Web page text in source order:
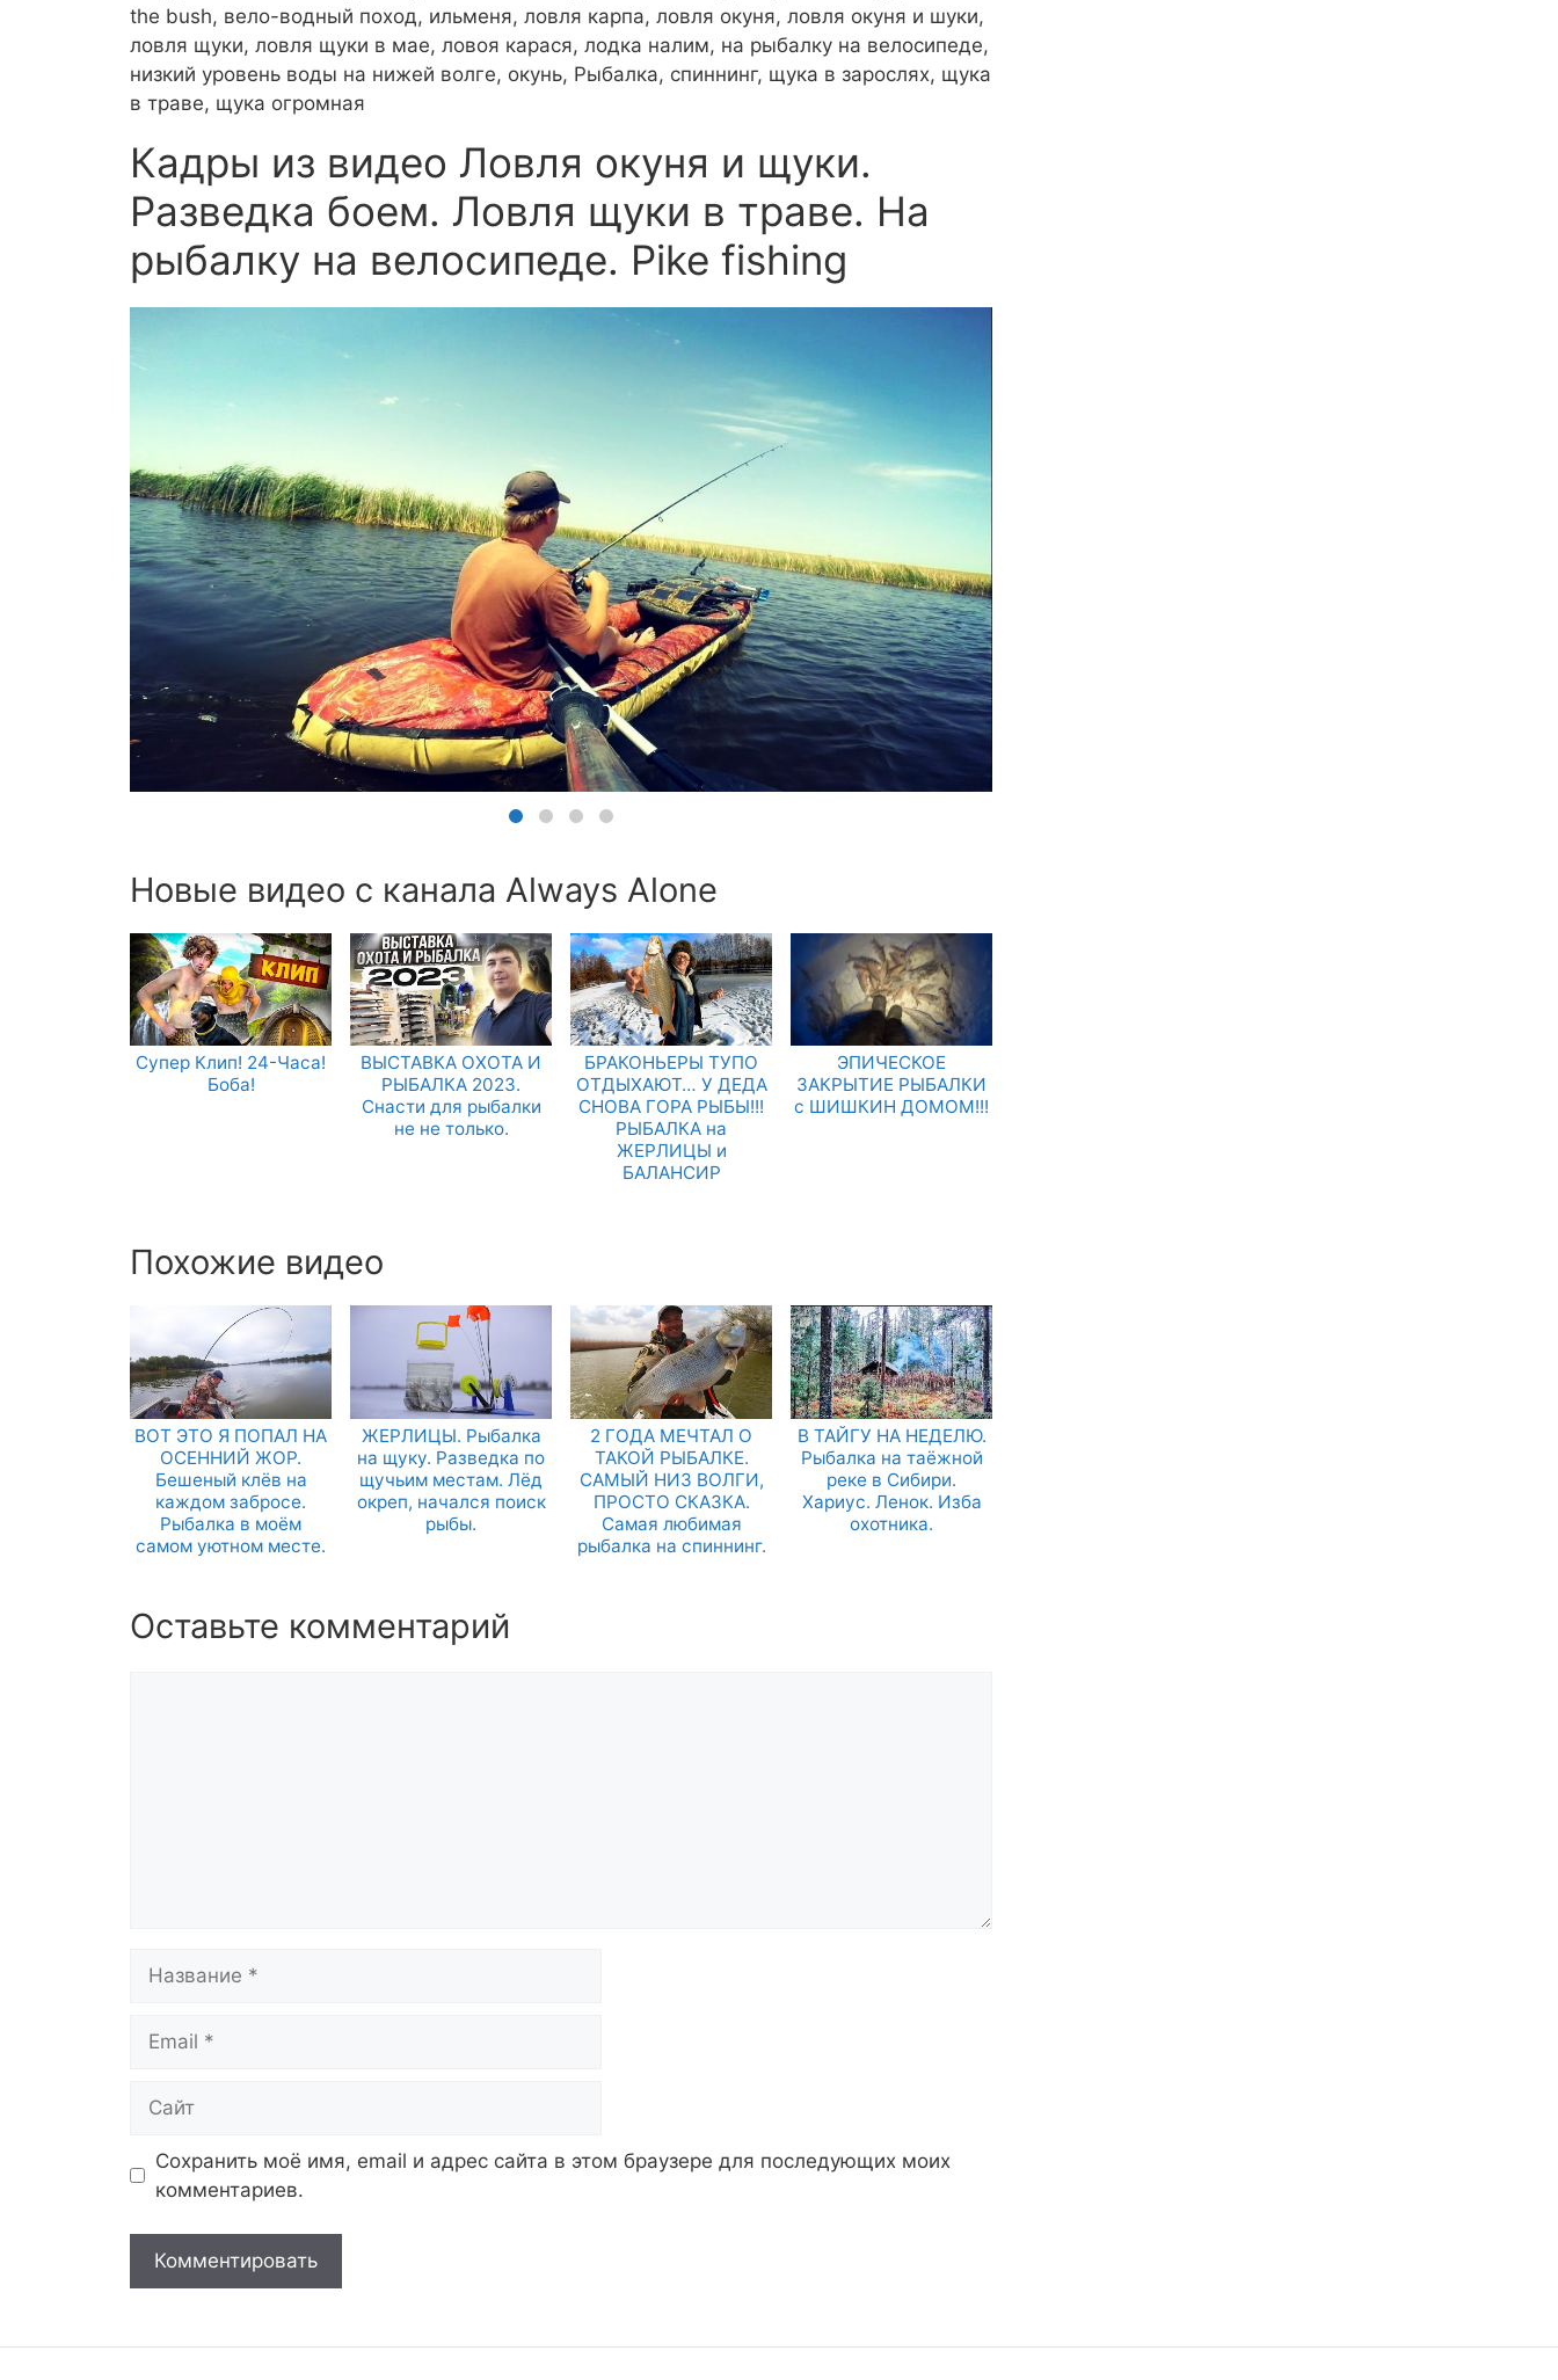
the bush, вело-водный поход, ильменя, ловля карпа, ловля окуня, ловля окуня и шуки,
ловля щуки, ловля щуки в мае, ловоя карася, лодка налим, на рыбалку на велосипеде,
низкий уровень воды на нижей волге, окунь, Рыбалка, спиннинг, щука в зарослях, щука
в траве, щука огромная
Кадры из видео Ловля окуня и щуки.
Разведка боем. Ловля щуки в траве. На
рыбалку на велосипеде. Pike fishing
Новые видео с канала Always Alone
Супер Клип! 24-Часа!
Боба!
ВЫСТАВКА ОХОТА И
РЫБАЛКА 2023.
Снасти для рыбалки
не не только.
БРАКОНЬЕРЫ ТУПО
ОТДЫХАЮТ… У ДЕДА
СНОВА ГОРА РЫБЫ!!!
РЫБАЛКА на
ЖЕРЛИЦЫ и
БАЛАНСИР
ЭПИЧЕСКОЕ
ЗАКРЫТИЕ РЫБАЛКИ
с ШИШКИН ДОМОМ!!!
Похожие видео
ВОТ ЭТО Я ПОПАЛ НА
ОСЕННИЙ ЖОР.
Бешеный клёв на
каждом забросе.
Рыбалка в моём
самом уютном месте.
ЖЕРЛИЦЫ. Рыбалка
на щуку. Разведка по
щучьим местам. Лёд
окреп, начался поиск
рыбы.
2 ГОДА МЕЧТАЛ О
ТАКОЙ РЫБАЛКЕ.
САМЫЙ НИЗ ВОЛГИ,
ПРОСТО СКАЗКА.
Самая любимая
рыбалка на спиннинг.
В ТАЙГУ НА НЕДЕЛЮ.
Рыбалка на таёжной
реке в Сибири.
Хариус. Ленок. Изба
охотника.
Оставьте комментарий
Сохранить моё имя, email и адрес сайта в этом браузере для последующих моих
комментариев.